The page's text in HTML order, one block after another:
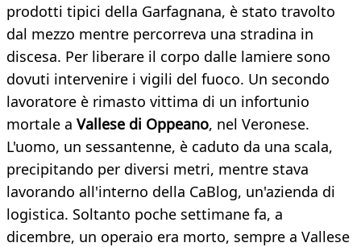
prodotti tipici della Garfagnana, è stato travolto
dal mezzo mentre percorreva una stradina in
discesa. Per liberare il corpo dalle lamiere sono
dovuti intervenire i vigili del fuoco. Un secondo
lavoratore è rimasto vittima di un infortunio
mortale a Vallese di Oppeano, nel Veronese.
L'uomo, un sessantenne, è caduto da una scala,
precipitando per diversi metri, mentre stava
lavorando all'interno della CaBlog, un'azienda di
logistica. Soltanto poche settimane fa, a
dicembre, un operaio era morto, sempre a Vallese